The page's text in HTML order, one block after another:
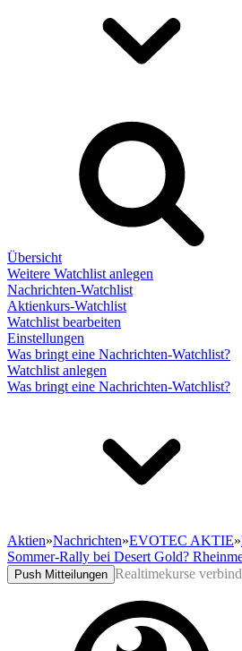
Übersicht
Weitere Watchlist anlegen
Nachrichten-Watchlist
Aktienkurs-Watchlist
Watchlist bearbeiten
Einstellungen
Was bringt eine Nachrichten-Watchlist?
Watchlist anlegen
Was bringt eine Nachrichten-Watchlist?
Aktien»Nachrichten»EVOTEC AKTIE»
Sommer-Rally bei Desert Gold?
Push Mitteilungen Realtimekurse